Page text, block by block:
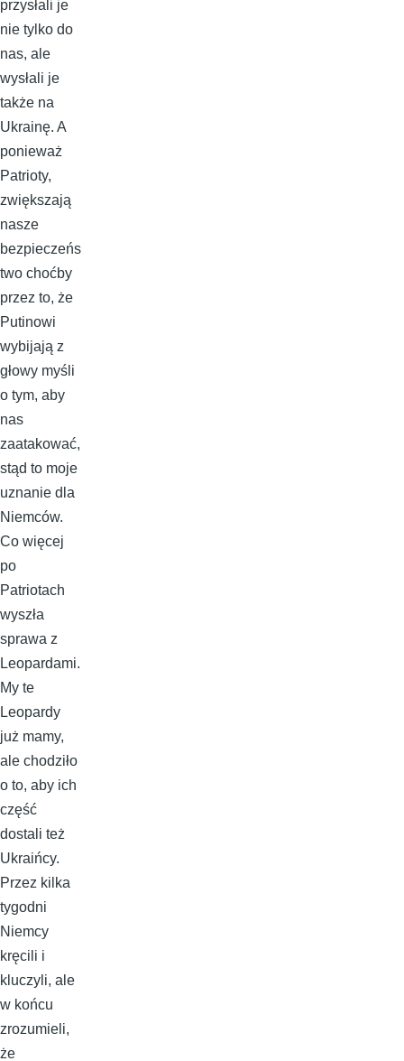
przysłali je
nie tylko do
nas, ale
wysłali je
także na
Ukrainę. A
ponieważ
Patrioty,
zwiększają
nasze
bezpieczeńs
two choćby
przez to, że
Putinowi
wybijają z
głowy myśli
o tym, aby
nas
zaatakować,
stąd to moje
uznanie dla
Niemców.
Co więcej
po
Patriotach
wyszła
sprawa z
Leopardami.
My te
Leopardy
już mamy,
ale chodziło
o to, aby ich
część
dostali też
Ukraińcy.
Przez kilka
tygodni
Niemcy
kręcili i
kluczyli, ale
w końcu
zrozumieli,
że